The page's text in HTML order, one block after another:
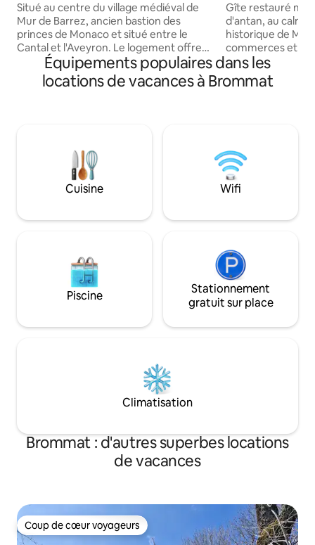
Situé au centre du village médiéval de
Mur de Barrez, ancien bastion des
princes de Monaco et situé entre le
Cantal et l'Aveyron. Le logement offre
un salon et un coin repas, une cuisine
adjacente et deux chambres doubles et
une chambre à deux lits, toutes avec
ainsi qu'un grand parking gratuit à 2
minutes à pied. Le village dispose de
plusieurs bornes de recharge pour les
voitures électriques.
Gîte restauré
d'antan, au
historique de Mur
commerces et
garage possible
apprecierez sa
montagnes, sa
fourniture linge
value
Équipements populaires dans les
locations de vacances à Brommat
Cuisine Wifi
Piscine
Stationnement
gratuit sur place
Climatisation
Brommat : d'autres superbes locations
de vacances
Coup de cœur voyageurs
Coup de cœur voyageurs